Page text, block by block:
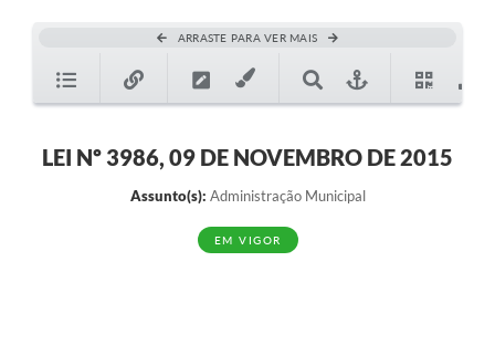
Coronavírus
Serviços Online
ARRASTE PARA VER MAIS
LEI Nº 3986, 09 DE NOVEMBRO DE 2015
Assunto(s): Administração Municipal
EM VIGOR